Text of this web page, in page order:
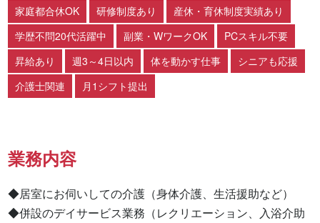
家庭都合休OK
研修制度あり
産休・育休制度実績あり
学歴不問20代活躍中
副業・WワークOK
PCスキル不要
昇給あり
週3～4日以内 体を動かす仕事
シニアも応援
介護士関連
月1シフト提出
業務内容
◆居室にお伺いしての介護（身体介護、生活援助など）
◆併設のデイサービス業務（レクリエーション、入浴介助